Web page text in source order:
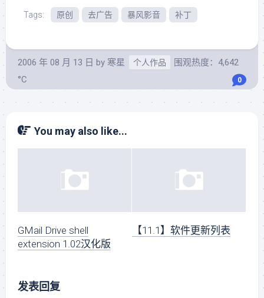
Tags: 原创 去广告 暴风影音 补丁
2006 年 08 月 13 日 by 寒星 个人作品
围观热度：4,642
°C
0
You may also like...
GMail Drive shell
extension 1.02汉化版
【11.1】软件更新列表
发表回复